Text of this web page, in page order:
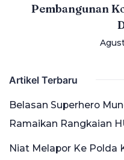
Pembangunan
Artikel Terbaru
Belasan Superhero
Ramaikan Rangkaian
Niat Melapor Ke Polda